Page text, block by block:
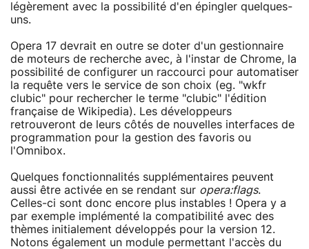
légèrement avec la possibilité d'en épingler quelques-
uns.
Opera 17 devrait en outre se doter d'un gestionnaire
de moteurs de recherche avec, à l'instar de Chrome, la
possibilité de configurer un raccourci pour automatiser
la requête vers le service de son choix (eg. "wkfr
clubic" pour rechercher le terme "clubic" l'édition
française de Wikipedia). Les développeurs
retrouveront de leurs côtés de nouvelles interfaces de
programmation pour la gestion des favoris ou
l'Omnibox.
Quelques fonctionnalités supplémentaires peuvent
aussi être activée en se rendant sur opera:flags.
Celles-ci sont donc encore plus instables ! Opera y a
par exemple implémenté la compatibilité avec des
thèmes initialement développés pour la version 12.
Notons également un module permettant l'accès du